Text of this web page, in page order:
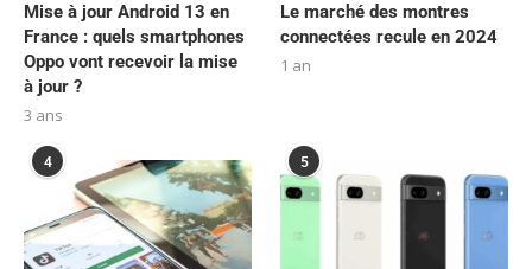
Mise à jour Android 13 en
France : quels smartphones
Oppo vont recevoir la mise
à jour ?
3 ans
Le marché des montres
connectées recule en 2024
1 an
4 5